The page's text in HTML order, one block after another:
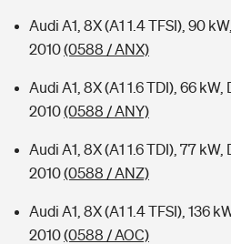
Sie haben Fragen?
Zur Übersicht
Kinderunfall-Check: Mehr Sicherheit
Typklassen: So ist Ihr Auto eingestuft
Audi A1, 8X (A1 1.4 TFSI), 90
2010(0588 / ANX)
Audi A1, 8X (A1 1.6 TDI), 66
2010(0588 / ANY)
Audi A1, 8X (A1 1.6 TDI), 77
2010(0588 / ANZ)
Audi A1, 8X (A1 1.4 TFSI), 136
2010(0588 / AOC)